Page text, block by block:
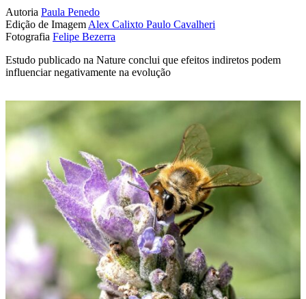
Autoria Paula Penedo
Edição de Imagem Alex Calixto Paulo Cavalheri
Fotografia Felipe Bezerra
Estudo publicado na Nature conclui que efeitos indiretos podem
influenciar negativamente na evolução